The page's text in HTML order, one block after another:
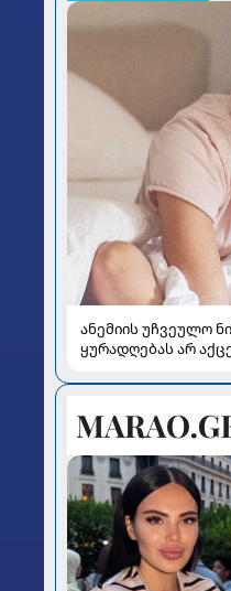
ანემიის უჩვეულო
ყურადღებას არ